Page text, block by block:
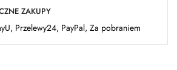
ZAKUPY
Przelewy24, PayPal, Za pobraniem